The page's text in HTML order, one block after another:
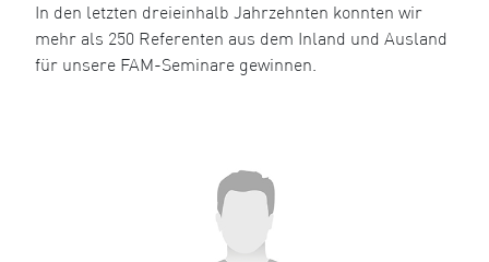
In den letzten dreieinhalb Jahrzehnten konnten wir
mehr als 250 Referenten aus dem Inland und Ausland
für unsere FAM-Seminare gewinnen.